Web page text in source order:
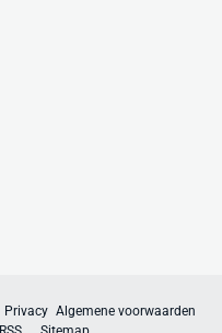
Privacy Algemene voorwaarden